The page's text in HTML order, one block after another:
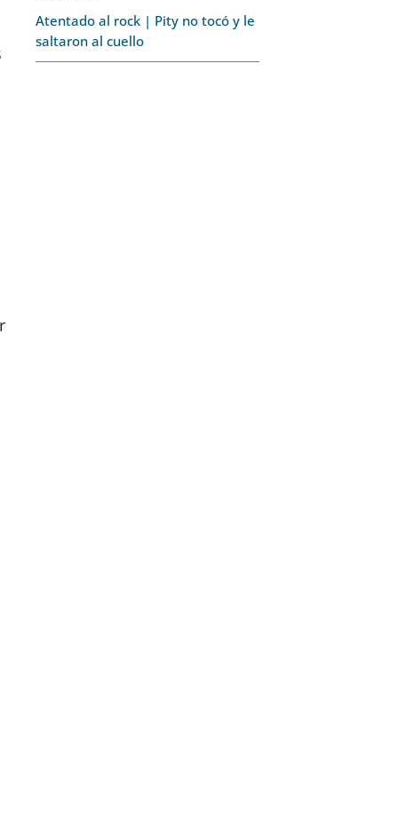
Atentado al rock | Pity no tocó y le
saltaron al cuello